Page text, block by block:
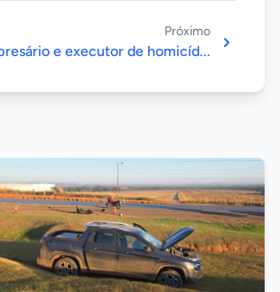
Próximo
e executor de homicíd...